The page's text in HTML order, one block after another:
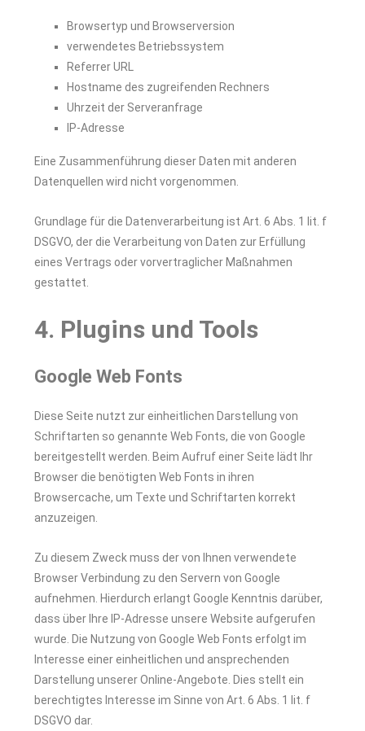
Browsertyp und Browserversion
verwendetes Betriebssystem
Referrer URL
Hostname des zugreifenden Rechners
Uhrzeit der Serveranfrage
IP-Adresse
Eine Zusammenführung dieser Daten mit anderen
Datenquellen wird nicht vorgenommen.
Grundlage für die Datenverarbeitung ist Art. 6 Abs. 1 lit. f
DSGVO, der die Verarbeitung von Daten zur Erfüllung
eines Vertrags oder vorvertraglicher Maßnahmen
gestattet.
4. Plugins und Tools
Google Web Fonts
Diese Seite nutzt zur einheitlichen Darstellung von
Schriftarten so genannte Web Fonts, die von Google
bereitgestellt werden. Beim Aufruf einer Seite lädt Ihr
Browser die benötigten Web Fonts in ihren
Browsercache, um Texte und Schriftarten korrekt
anzuzeigen.
Zu diesem Zweck muss der von Ihnen verwendete
Browser Verbindung zu den Servern von Google
aufnehmen. Hierdurch erlangt Google Kenntnis darüber,
dass über Ihre IP-Adresse unsere Website aufgerufen
wurde. Die Nutzung von Google Web Fonts erfolgt im
Interesse einer einheitlichen und ansprechenden
Darstellung unserer Online-Angebote. Dies stellt ein
berechtigtes Interesse im Sinne von Art. 6 Abs. 1 lit. f
DSGVO dar.